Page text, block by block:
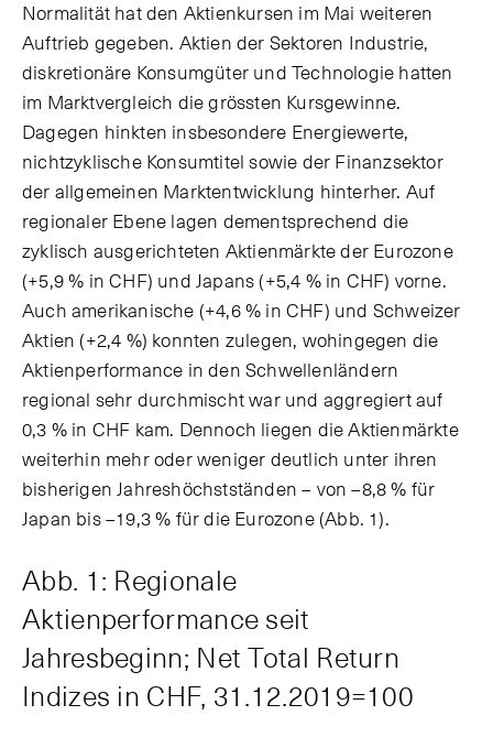
Normalität hat den Aktienkursen im Mai weiteren
Auftrieb gegeben. Aktien der Sektoren Industrie,
diskretionäre Konsumgüter und Technologie hatten
im Marktvergleich die grössten Kursgewinne.
Dagegen hinkten insbesondere Energiewerte,
nichtzyklische Konsumtitel sowie der Finanzsektor
der allgemeinen Marktentwicklung hinterher. Auf
regionaler Ebene lagen dementsprechend die
zyklisch ausgerichteten Aktienmärkte der Eurozone
(+5,9 % in CHF) und Japans (+5,4 % in CHF) vorne.
Auch amerikanische (+4,6 % in CHF) und Schweizer
Aktien (+2,4 %) konnten zulegen, wohingegen die
Aktienperformance in den Schwellenländern
regional sehr durchmischt war und aggregiert auf
0,3 % in CHF kam. Dennoch liegen die Aktienmärkte
weiterhin mehr oder weniger deutlich unter ihren
bisherigen Jahreshöchstständen – von –8,8 % für
Japan bis –19,3 % für die Eurozone (Abb. 1).
Abb. 1: Regionale
Aktienperformance seit
Jahresbeginn; Net Total Return
Indizes in CHF, 31.12.2019=100